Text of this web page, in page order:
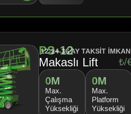
PS-12
Makaslı Lift
0M
Max.
Çalışma
Yüksekliği
0M
Max.
Platform
Yüksekliği
12-24-36 AY TAKSİT
₺/